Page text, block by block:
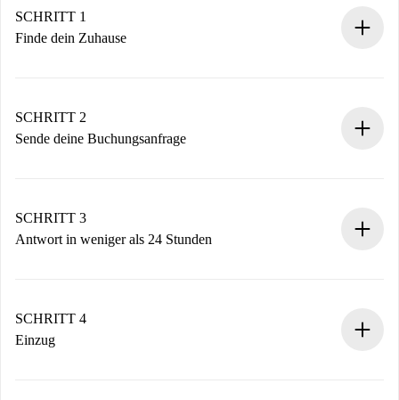
SCHRITT 1
Finde dein Zuhause
Du erhältst alle notwendigen Informationen im Voraus.
SCHRITT 2
Sende deine Buchungsanfrage
Denk daran, dass wir dich erst belasten, wenn der
Vermieter zustimmt.
SCHRITT 3
Antwort in weniger als 24 Stunden
stellen den Kontakt her.
Wenn der Vermieter ablehnen muss, entstehen keine
SCHRITT 4
Einzug